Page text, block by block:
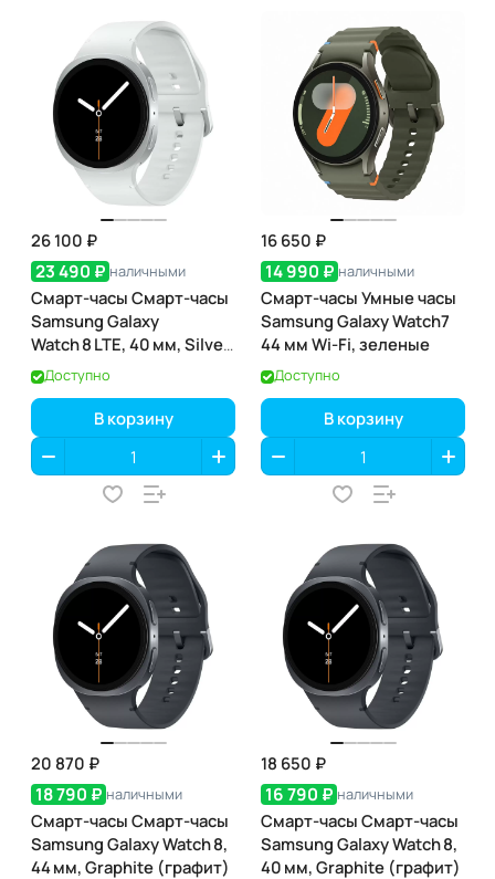
26 100 ₽
23 490 ₽ наличными
Смарт-часы Смарт-часы
Samsung Galaxy
Watch 8 LTE, 40 мм, Silver
(серебро)
Доступно
В корзину
16 650 ₽
14 990 ₽ наличными
Смарт-часы Умные часы
Samsung Galaxy Watch7
44 мм Wi-Fi, зеленые
Доступно
В корзину
20 870 ₽
18 790 ₽ наличными
Смарт-часы Смарт-часы
Samsung Galaxy Watch 8,
44 мм, Graphite (графит)
18 650 ₽
16 790 ₽ наличными
Смарт-часы Смарт-часы
Samsung Galaxy Watch 8,
40 мм, Graphite (графит)